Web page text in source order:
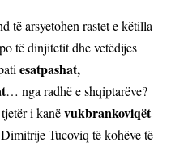
të arsyetohen rastet e këtilla
të dinjitetit dhe vetëdijes
esatpashat,
… nga radhë e shqiptarëve?
i kanëvukbrankoviqët
Tucoviq të kohëve të